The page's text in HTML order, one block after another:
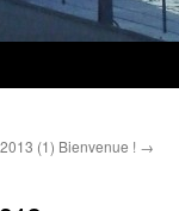
(1) Bienvenue ! →